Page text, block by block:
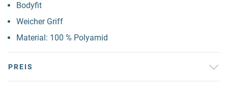
Bodyfit
Weicher Griff
Material: 100 % Polyamid
PREIS